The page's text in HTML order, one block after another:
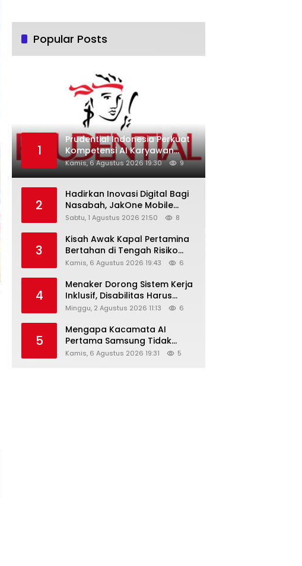
Popular Posts
1
Prudential Indonesia Perkuat
Kompetensi AI Karyawan
Lewat AI Week
Kamis, 6 Agustus 2026 19:30 9
2
Hadirkan Inovasi Digital Bagi
Nasabah, JakOne Mobile
Antar Bank Jakarta Sukses
Awards 2026
Sabtu, 1 Agustus 2026 21:50 8
3
Kisah Awak Kapal Pertamina
Bertahan di Tengah Risiko
Pelayaran Selat Hormuz
Kamis, 6 Agustus 2026 19:43 6
4
Menaker Dorong Sistem Kerja
Inklusif, Disabilitas Harus
Dapat Kesempatan Setara
Minggu, 2 Agustus 2026 11:13 6
5
Mengapa Kacamata AI
Pertama Samsung Tidak
Dibekali Layar?
Kamis, 6 Agustus 2026 19:31 5